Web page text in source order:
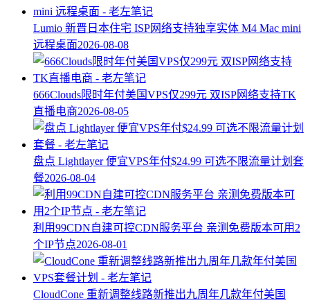
Lumio 新晋日本住宅 ISP网络支持独享实体 M4 Mac mini
远程桌面2026-08-08
666Clouds限时年付美国VPS仅299元 双ISP网络支持TK
直播电商2026-08-05
盘点 Lightlayer 便宜VPS年付$24.99 可选不限流量计划套
餐2026-08-04
利用99CDN自建可控CDN服务平台 亲测免费版本可用2
个IP节点2026-08-01
CloudCone 重新调整线路新推出九周年几款年付美国